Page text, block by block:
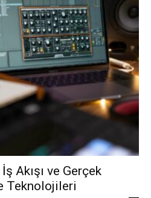
Akışı ve Gerçek
Teknolojileri